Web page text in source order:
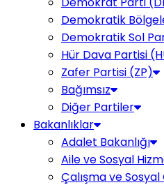
Demokratik
Demokratik Sol
Hür Dava Partisi
Zafer Partisi (ZP)
Bağımsız
Diğer Partiler
Bakanlıklar
Adalet Bakanlığı
Aile ve Sosyal
Çalışma ve Sosyal